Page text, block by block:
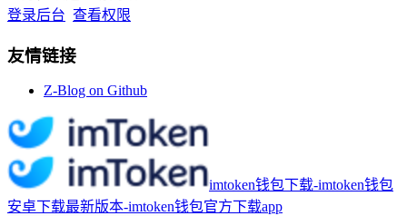
登录后台 查看权限
友情链接
Z-Blog on Github
imtoken钱包下载-imtoken钱包
安卓下载最新版本-imtoken钱包官方下载app